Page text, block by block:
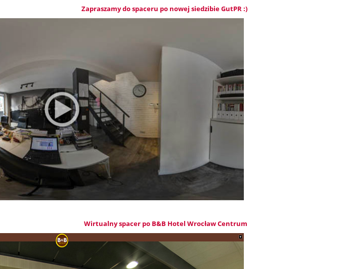
Zapraszamy do spaceru po nowej siedzibie GutPR :)
Wirtualny spacer po B&B Hotel Wrocław Centrum